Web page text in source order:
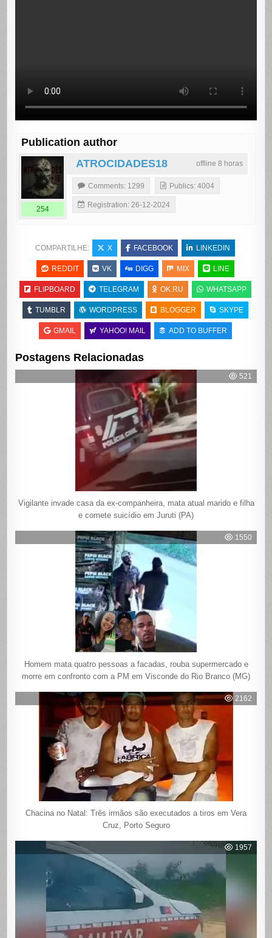
Publication author
offline 8 horas
ATROCIDADES18
254
Comments: 1299 Publics: 4004
Registration: 26-12-2024
COMPARTILHE: X FACEBOOK LINKEDIN
REDDIT VK DIGG MIX LINE
FLIPBOARD TELEGRAM OK.RU WHATSAPP
TUMBLR WORDPRESS BLOGGER SKYPE
GMAIL YAHOO! MAIL ADD TO BUFFER
Postagens Relacionadas
521
Vigilante invade casa da ex-companheira, mata atual marido e filha
e comete suicídio em Juruti (PA)
1550
Homem mata quatro pessoas a facadas, rouba supermercado e
morre em confronto com a PM em Visconde do Rio Branco (MG)
2162
Chacina no Natal: Três irmãos são executados a tiros em Vera
Cruz, Porto Seguro
1957